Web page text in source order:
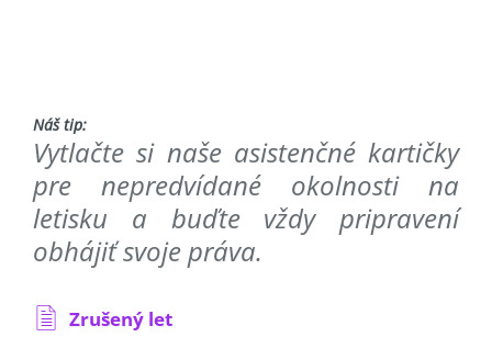
Náš tip:
Vytlačte si naše asistenčné kartičky
pre nepredvídané okolnosti na
letisku a buďte vždy pripravení
obhájiť svoje práva.
Zrušený let